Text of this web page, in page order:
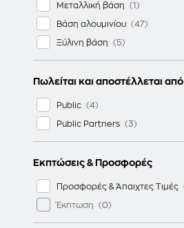
Μεταλλική βάση
Βάση αλουμινίου
Ξύλινη βάση
Πωλείται και αποστέλλεται από
Public
Public Partners
Εκπτώσεις & Προσφορές
Προσφορές & Άπαιχτες Τιμές
Έκπτωση